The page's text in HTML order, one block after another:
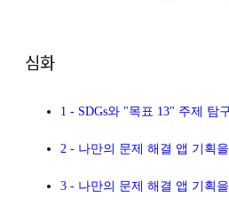
심화
1 - SDGs와 "목표 13" 주제 탐
2 - 나만의 문제 해결 앱 기획
3 - 나만의 문제 해결 앱 기획